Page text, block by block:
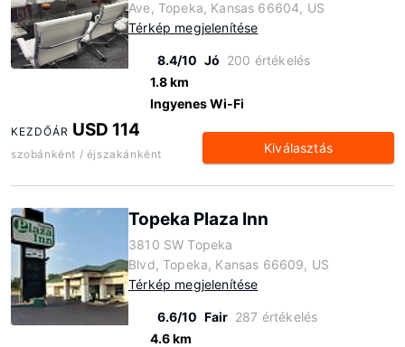
Ave, Topeka, Kansas 66604, US
Térkép megjelenítése
8.4/10 Jó 200 értékelés
1.8 km
Ingyenes Wi-Fi
KEZDŐÁR USD 114
szobánként / éjszakánként Kiválasztás
Topeka Plaza Inn
3810 SW Topeka
Blvd, Topeka, Kansas 66609, US
Térkép megjelenítése
6.6/10 Fair 287 értékelés
4.6 km